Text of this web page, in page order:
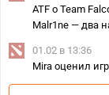
ATF о Team
Malr1ne — два
01.02 в 13:36
Mira оценил